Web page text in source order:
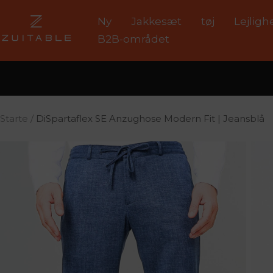
indhold
Ny Jakkesæt tøj
B2B-området
Zuitable
Starte DiSpartaflex SE Anzughose Modern Fit | Jeansblå